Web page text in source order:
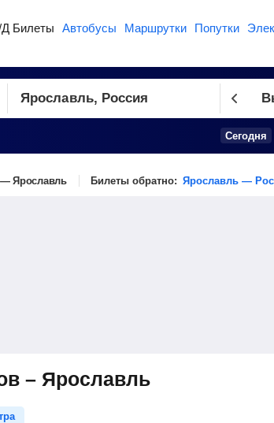
Билеты Автобусы Маршрутки Попутки
Сегодня
— Ярославль Билеты обратно: Ярославль —
– Ярославль